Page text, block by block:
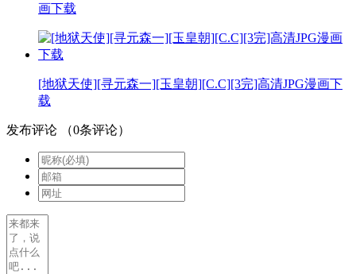
画下载
[地狱天使][寻元森一][玉皇朝][C.C][3完]高清JPG漫画下
载
发布评论 （0条评论）